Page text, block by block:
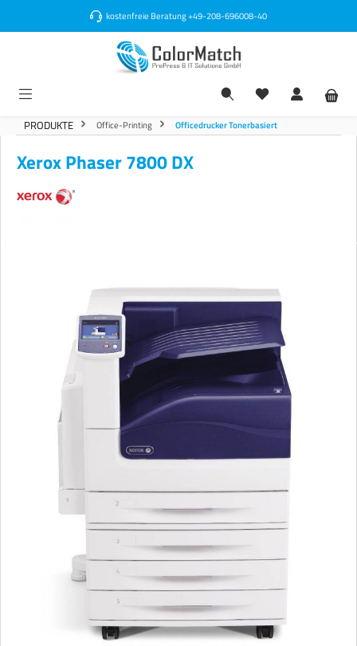
kostenfreie Beratung+49-208-696008-40
PRODUKTE Office-Printing Officedrucker Tonerbasiert
Xerox Phaser 7800 DX